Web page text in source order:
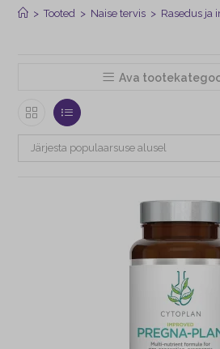
> Tooted > Naise tervis > Rasedus ja
Ava
Järjesta populaarsuse alusel